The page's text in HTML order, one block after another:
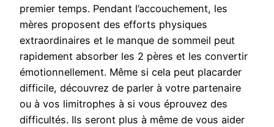
premier temps. Pendant l’accouchement, les
mères proposent des efforts physiques
extraordinaires et le manque de sommeil peut
rapidement absorber les 2 pères et les convertir
émotionnellement. Même si cela peut placarder
difficile, découvrez de parler à votre partenaire
ou à vos limitrophes à si vous éprouvez des
difficultés. Ils seront plus à même de vous aider